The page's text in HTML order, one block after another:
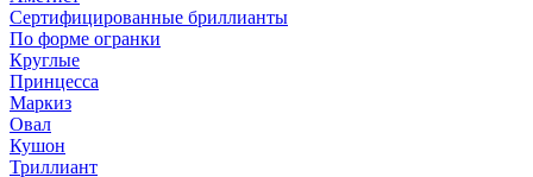
Сертифицированные бриллианты
По форме огранки
Круглые
Принцесса
Маркиз
Овал
Кушон
Триллиант